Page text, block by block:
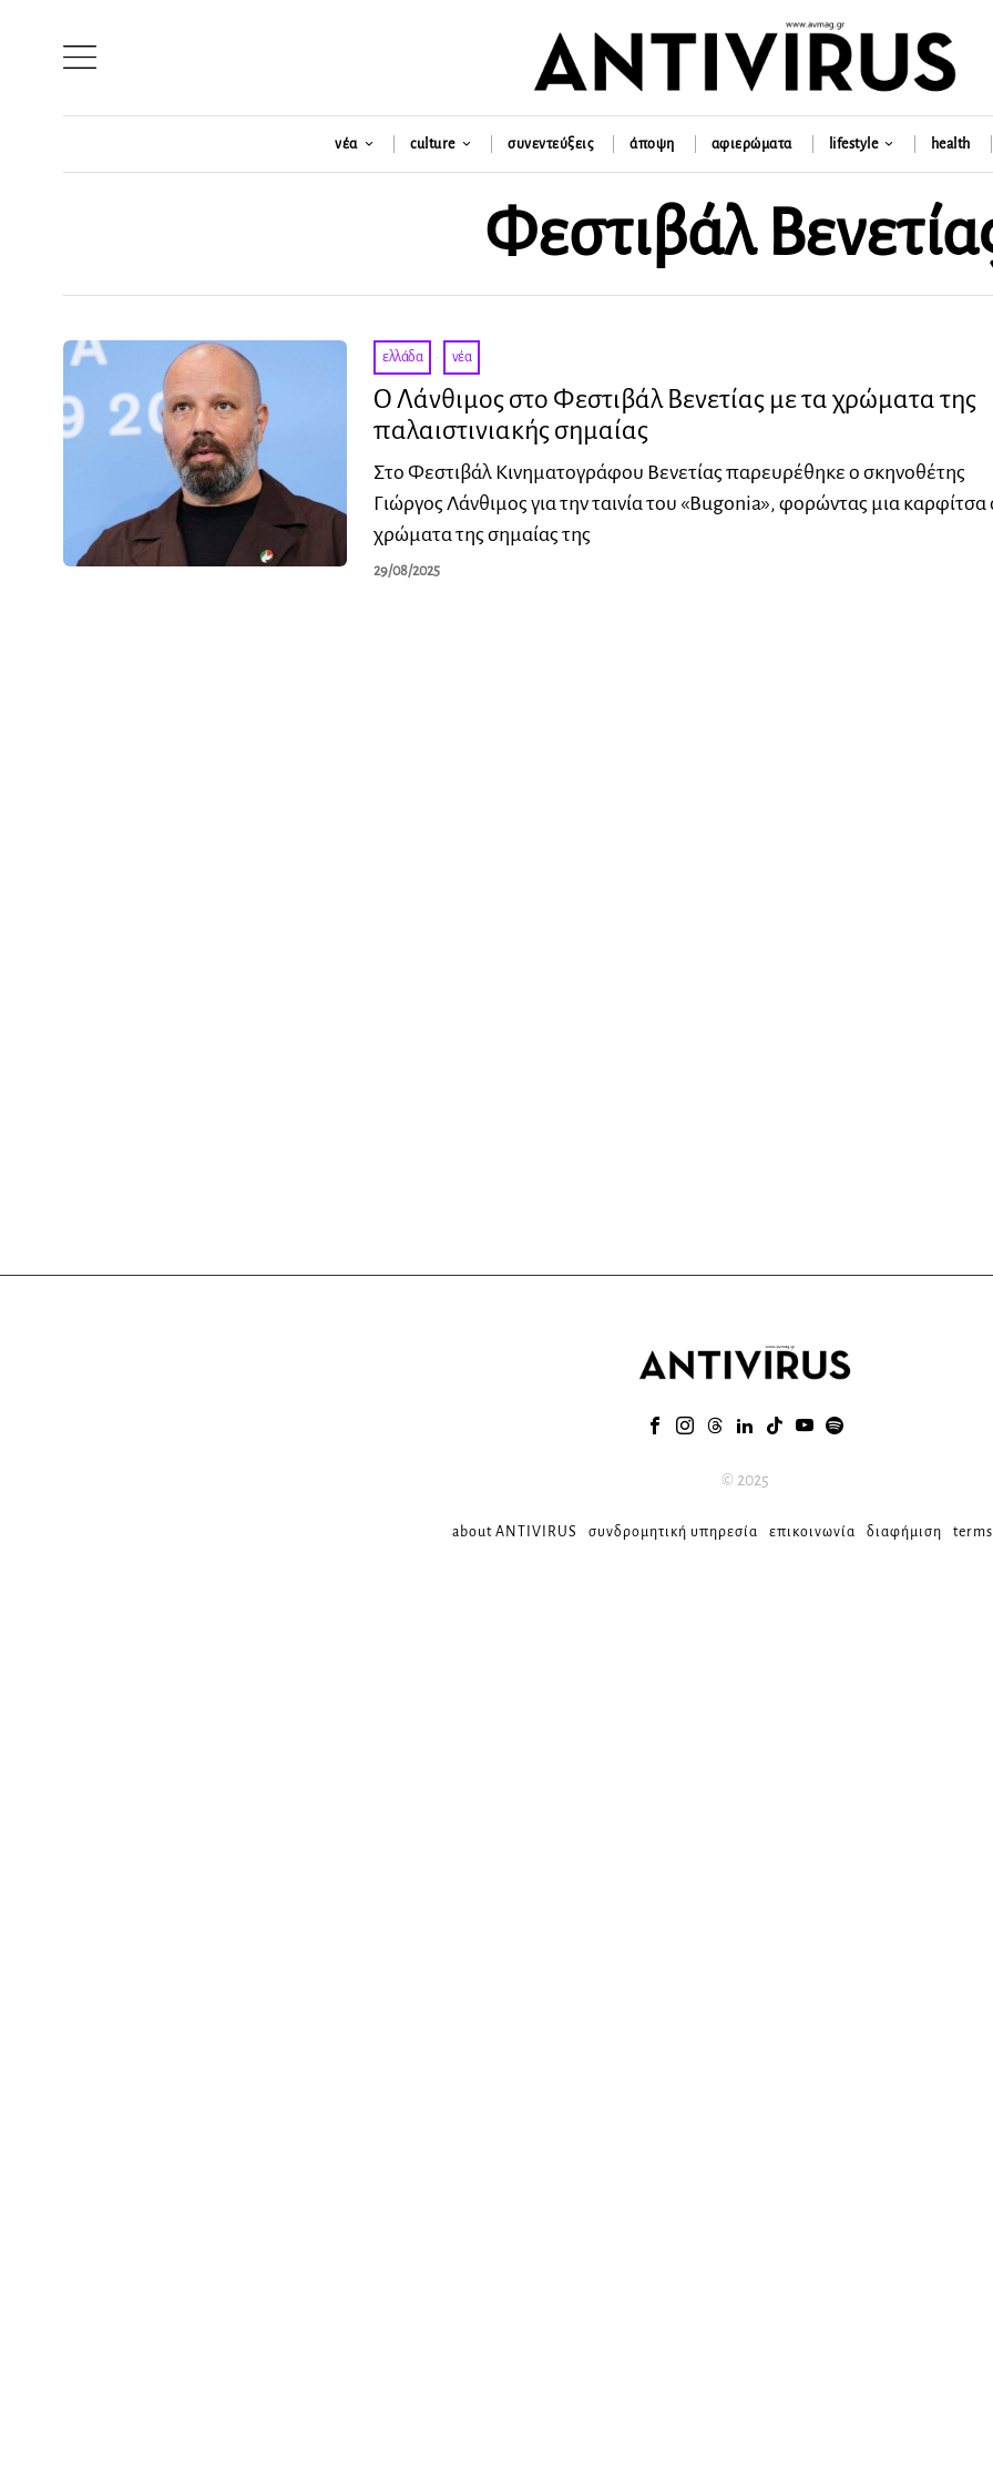
νέα culture συνεντεύξεις άποψη αφιερώματα lifestyle health
Φεστιβάλ
ελλάδα · νέα
Ο Λάνθιμος στο Φεστιβάλ Βενετίας με τα χρώματα της
παλαιστινιακής σημαίας
Στο Φεστιβάλ Κινηματογράφου Βενετίας παρευρέθηκε ο σκηνοθέτης
Γιώργος Λάνθιμος για την ταινία του «Bugonia», φορώντας μια καρφίτσα
χρώματα της σημαίας της
29/08/2025
© 2025
about ANTIVIRUS συνδρομητική υπηρεσία επικοινωνία διαφήμιση